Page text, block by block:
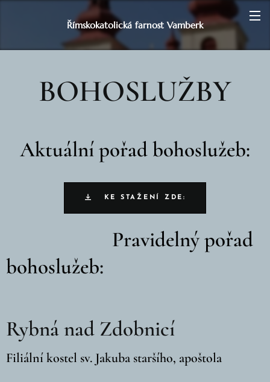
Římskokatolická farnost Vamberk
BOHOSLUŽBY
Aktuální pořad bohoslužeb:
KE STAŽENÍ ZDE:
Pravidelný pořad
bohoslužeb:
Rybná nad Zdobnicí
Filiální kostel sv. Jakuba staršího, apoštola